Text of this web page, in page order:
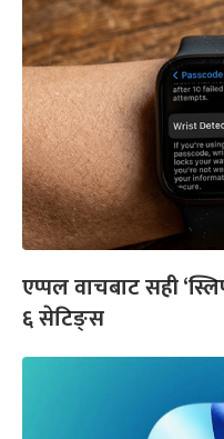
एप्पल वाचबाट सही
६ सेटिङ्स